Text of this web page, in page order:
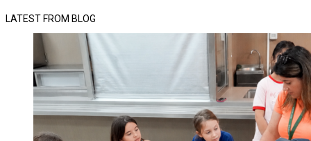
LATEST FROM BLOG